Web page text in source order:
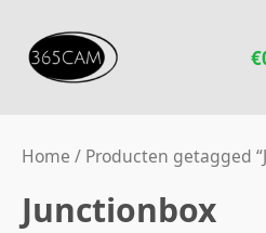
naar
€
Home / Producten getagged
Junctionbox